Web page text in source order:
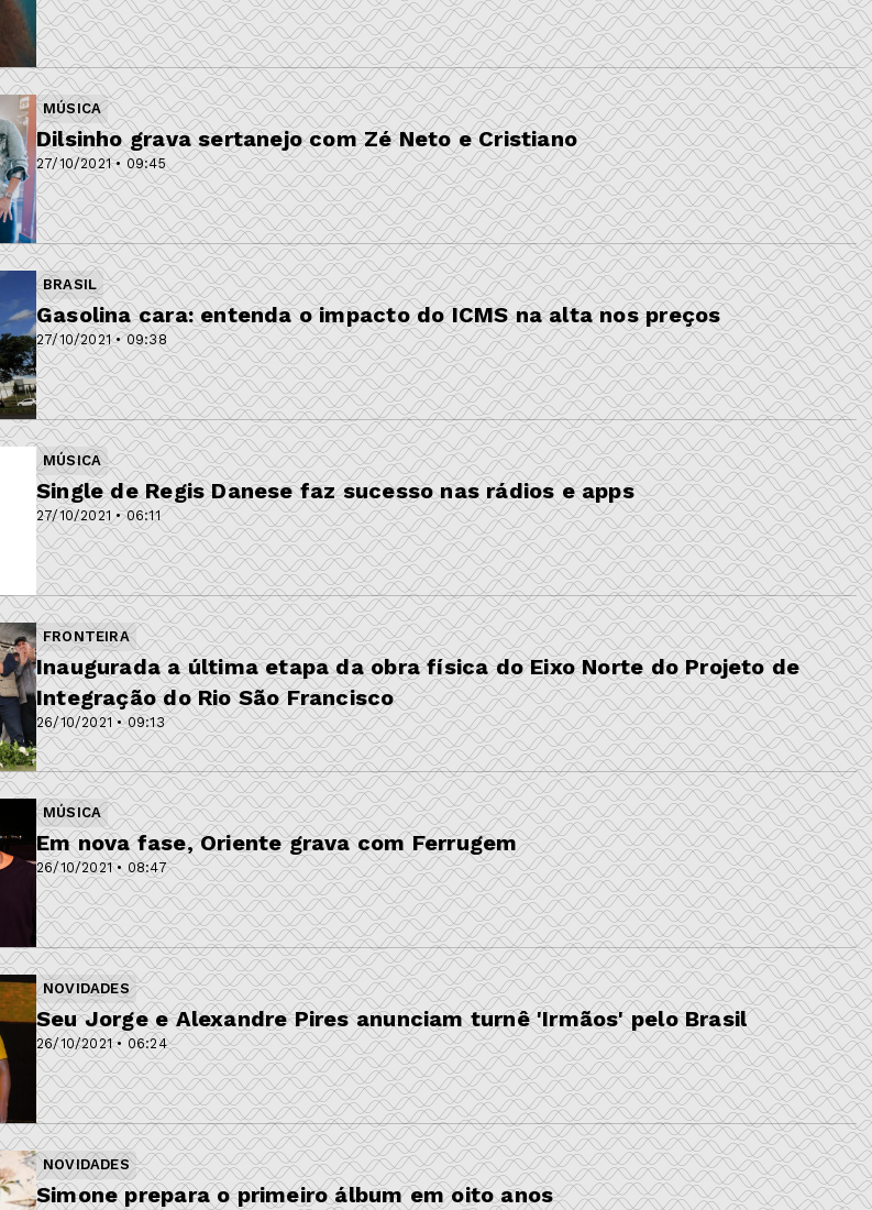
MÚSICA
27/10/2021 • 09:45
Dilsinho grava sertanejo com Zé Neto e Cristiano
BRASIL
27/10/2021 • 09:38
Gasolina cara: entenda o impacto do ICMS na alta nos preços
MÚSICA
27/10/2021 • 06:11
Single de Regis Danese faz sucesso nas rádios e apps
FRONTEIRA
26/10/2021 • 09:13
Inaugurada a última etapa da obra física do Eixo Norte do Projeto de
Integração do Rio São Francisco
MÚSICA
26/10/2021 • 08:47
Em nova fase, Oriente grava com Ferrugem
NOVIDADES
26/10/2021 • 06:24
Seu Jorge e Alexandre Pires anunciam turnê 'Irmãos' pelo Brasil
NOVIDADES
Simone prepara o primeiro álbum em oito anos